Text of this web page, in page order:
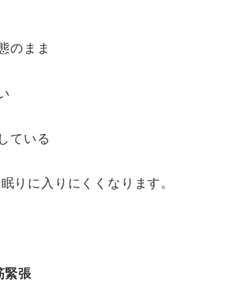
のまま
ている
りに入りにくくなります。
緊張